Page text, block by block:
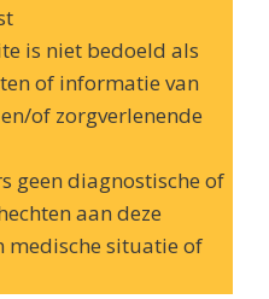
is niet bedoeld als
of informatie van
of zorgverlenende
geen diagnostische of
aan deze
medische situatie of